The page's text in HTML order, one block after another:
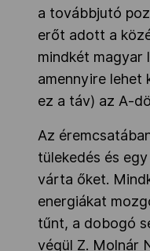
a továbbjutó
erőt adott a
mindkét magyar
amennyire lehet
ez a táv) az A-
Az
tülekedés és
várta őket.
energiákat
tűnt, a dobogó
végül Z. Molnár